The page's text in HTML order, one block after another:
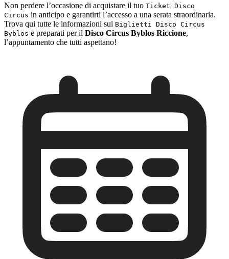
Non perdere l’occasione di acquistare il tuo Ticket Disco
Circus in anticipo e garantirti l’accesso a una serata straordinaria.
Trova qui tutte le informazioni sui Biglietti Disco Circus
Byblos e preparati per il Disco Circus Byblos Riccione,
l’appuntamento che tutti aspettano!